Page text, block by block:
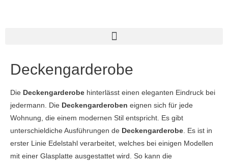
Deckengarderobe
Die Deckengarderobe hinterlässt einen eleganten Eindruck bei
jedermann. Die Deckengarderoben eignen sich für jede
Wohnung, die einem modernen Stil entspricht. Es gibt
unterschieldiche Ausführungen de Deckengarderobe . Es ist in
erster Linie Edelstahl verarbeitet, welches bei einigen Modellen
mit einer Glasplatte ausgestattet wird. So kann die